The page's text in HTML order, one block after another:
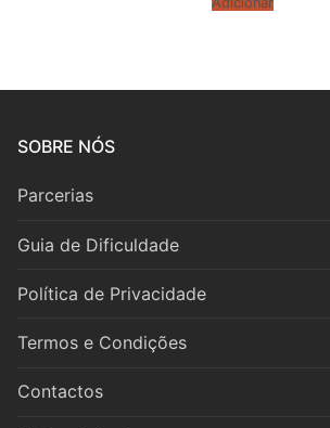
Metais
Trompa
Trompete
Trombone
Eufónio
Tuba
SOBRE NÓS
Parcerias
Guia de Dificuldade
Política de Privacidade
Termos e Condições
Contactos